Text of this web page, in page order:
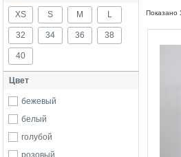
XS S M L
32 34 36 38
40
Цвет
бежевый
белый
голубой
розовый
Показано